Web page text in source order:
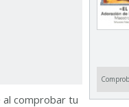
comprobar tu